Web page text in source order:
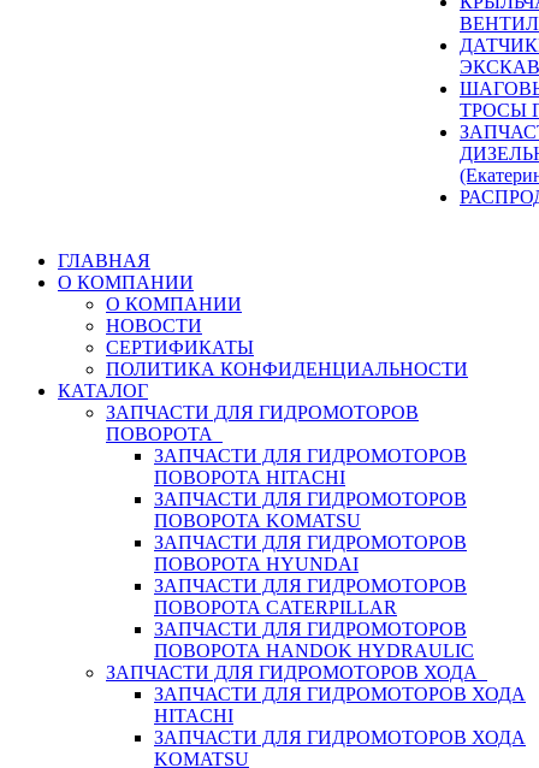
ТРОСЫ
ГЛАВНАЯ
О КОМПАНИИ
О КОМПАНИИ
НОВОСТИ
СЕРТИФИКАТЫ
ПОЛИТИКА КОНФИДЕНЦИАЛЬНОСТИ
КАТАЛОГ
ЗАПЧАСТИ ДЛЯ ГИДРОМОТОРОВ
ПОВОРОТА
ЗАПЧАСТИ ДЛЯ ГИДРОМОТОРОВ
ПОВОРОТА HITACHI
ЗАПЧАСТИ ДЛЯ ГИДРОМОТОРОВ
ПОВОРОТА KOMATSU
ЗАПЧАСТИ ДЛЯ ГИДРОМОТОРОВ
ПОВОРОТА HYUNDAI
ЗАПЧАСТИ ДЛЯ ГИДРОМОТОРОВ
ПОВОРОТА CATERPILLAR
ЗАПЧАСТИ ДЛЯ ГИДРОМОТОРОВ
ПОВОРОТА HANDOK HYDRAULIC
ЗАПЧАСТИ ДЛЯ ГИДРОМОТОРОВ ХОДА
ЗАПЧАСТИ ДЛЯ ГИДРОМОТОРОВ ХОДА
HITACHI
ЗАПЧАСТИ ДЛЯ ГИДРОМОТОРОВ ХОДА
KOMATSU